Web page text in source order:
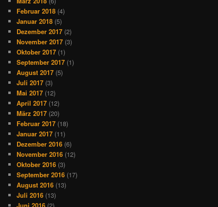
Februar 2018 (4)
Januar 2018 (5)
Dezember 2017 (2)
November 2017 (3)
Oktober 2017 (1)
September 2017 (1)
August 2017 (5)
Juli 2017 (3)
Mai 2017 (12)
April 2017 (12)
März 2017 (20)
Februar 2017 (18)
Januar 2017 (11)
Dezember 2016 (6)
November 2016 (12)
Oktober 2016 (3)
September 2016 (17)
August 2016 (13)
Juli 2016 (13)
Juni 2016 (2)